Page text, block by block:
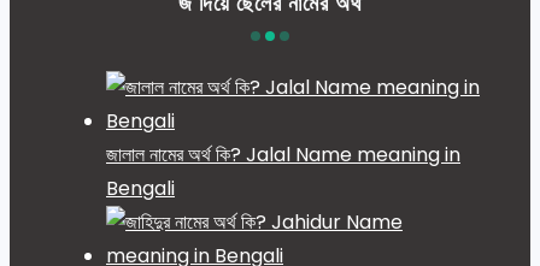
জালাল নামের অর্থ কি? Jalal Name meaning in
Bengali